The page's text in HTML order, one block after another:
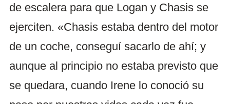
de escalera para que Logan y Chasis se
ejerciten. «Chasis estaba dentro del motor
de un coche, conseguí sacarlo de ahí; y
aunque al principio no estaba previsto que
se quedara, cuando Irene lo conoció su